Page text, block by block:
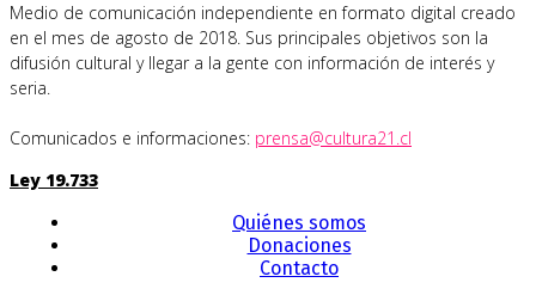
Medio de comunicación independiente en formato digital creado
en el mes de agosto de 2018. Sus principales objetivos son la
difusión cultural y llegar a la gente con información de interés y
seria.
Comunicados e informaciones: prensa@cultura21.cl
Ley 19.733
Quiénes somos
Donaciones
Contacto